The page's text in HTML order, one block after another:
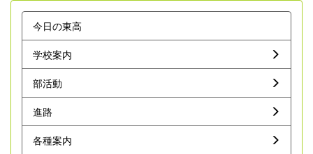
今日の東高
学校案内
部活動
進路
各種案内